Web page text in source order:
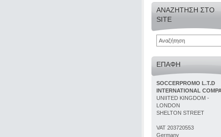
ΑΝΑΖΉΤΗΣΗ ΣΤΟ
SITE
ΕΠΑΦΉ
SOCCERPROMO L.T.D
INTERNATIONAL
UNIITED KINGDOM -
LONDON
SHELTON STREET
VAT 203720553
Germany